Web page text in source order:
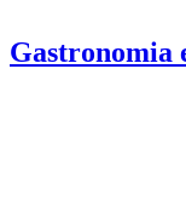
Gastronomia